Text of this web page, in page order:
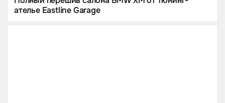
ателье Eastline Garage